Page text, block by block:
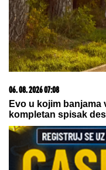
09. 08. 2026 08:31
DUNAV ĆEMO
Đedović